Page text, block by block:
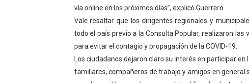
Mincomunas impulsa el
Expertos inspeccionan espacios
vía online en los próximos días”, explicó Guerrero
Vale resaltar que los dirigentes regionales y
todo el país previo a la Consulta Popular, realizaron
para evitar el contagio y propagación de la COVID-19.
Los ciudadanos dejaron claro su interés en participar
familiares, compañeros de trabajo y amigos en general